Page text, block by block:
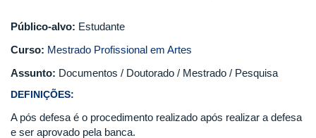
Público-alvo: Estudante
Curso: Mestrado Profissional em Artes
Assunto: Documentos / Doutorado / Mestrado / Pesquisa
DEFINIÇÕES:
A pós defesa é o procedimento realizado após realizar a defesa
e ser aprovado pela banca.